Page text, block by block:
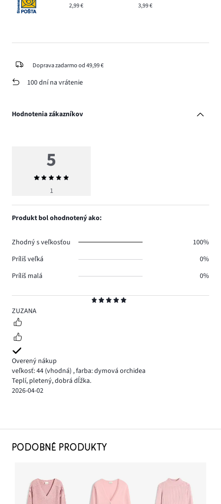
2,99 € 3,99 €
Doprava zadarmo od 49,99 €
100 dní na vrátenie
Hodnotenia zákazníkov
5
ZUZANA
Overený nákup
veľkosť: 44 (vhodná) ,farba: dymová orchidea
Teplí, pletený, dobrá dĺžka.
2026-04-02
5
Priemerné
hodnotenie
1
Produkt bol ohodnotený ako:
Zhodný s veľkosťou
100%
Príliš veľká
0%
Príliš malá
0%
PODOBNÉ PRODUKTY